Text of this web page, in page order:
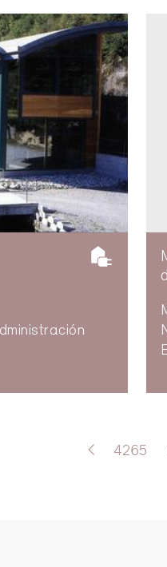
4265